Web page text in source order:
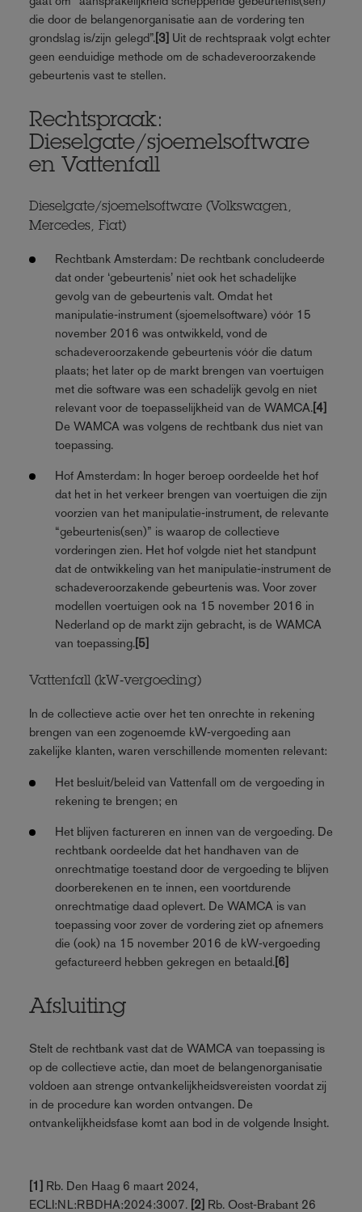
die door de belangenorganisatie aan de vordering ten
grondslag is/zijn gelegd”.[3] Uit de rechtspraak volgt echter
geen eenduidige methode om de schadeveroorzakende
gebeurtenis vast te stellen.
Rechtspraak:
Dieselgate/sjoemelsoftware
en Vattenfall
Dieselgate/sjoemelsoftware (Volkswagen,
Mercedes, Fiat)
Rechtbank Amsterdam: De rechtbank concludeerde
dat onder ‘gebeurtenis’ niet ook het schadelijke
gevolg van de gebeurtenis valt. Omdat het
manipulatie‑instrument (sjoemelsoftware) vóór 15
november 2016 was ontwikkeld, vond de
schadeveroorzakende gebeurtenis vóór die datum
plaats; het later op de markt brengen van voertuigen
met die software was een schadelijk gevolg en niet
relevant voor de toepasselijkheid van de WAMCA.[4]
De WAMCA was volgens de rechtbank dus niet van
toepassing.
Hof Amsterdam: In hoger beroep oordeelde het hof
dat het in het verkeer brengen van voertuigen die zijn
voorzien van het manipulatie‑instrument, de relevante
“gebeurtenis(sen)” is waarop de collectieve
vorderingen zien. Het hof volgde niet het standpunt
dat de ontwikkeling van het manipulatie‑instrument de
schadeveroorzakende gebeurtenis was. Voor zover
modellen voertuigen ook na 15 november 2016 in
Nederland op de markt zijn gebracht, is de WAMCA
van toepassing.[5]
Vattenfall (kW‑vergoeding)
In de collectieve actie over het ten onrechte in rekening
brengen van een zogenoemde kW‑vergoeding aan
zakelijke klanten, waren verschillende momenten relevant:
Het besluit/beleid van Vattenfall om de vergoeding in
rekening te brengen; en
Het blijven factureren en innen van de vergoeding. De
rechtbank oordeelde dat het handhaven van de
onrechtmatige toestand door de vergoeding te blijven
doorberekenen en te innen, een voortdurende
onrechtmatige daad oplevert. De WAMCA is van
toepassing voor zover de vordering ziet op afnemers
die (ook) na 15 november 2016 de kW‑vergoeding
gefactureerd hebben gekregen en betaald.[6]
Afsluiting
Stelt de rechtbank vast dat de WAMCA van toepassing is
op de collectieve actie, dan moet de belangenorganisatie
voldoen aan strenge ontvankelijkheidsvereisten voordat zij
in de procedure kan worden ontvangen. De
ontvankelijkheidsfase komt aan bod in de volgende Insight.
[1] Rb. Den Haag 6 maart 2024,
ECLI:NL:RBDHA:2024:3007. [2] Rb. Oost‑Brabant 26